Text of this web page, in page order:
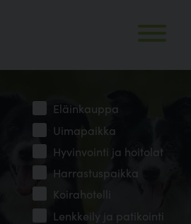
Eläinkauppa
Uimapaikka
Hyvinvointi ja hoitolat
Harrastuspaikka
Koirahotelli
Lenkkeily ja patikointi